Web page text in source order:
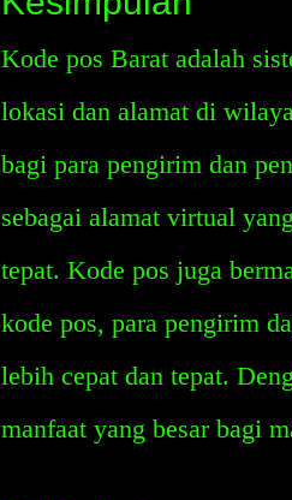
Kode pos Barat adalah
lokasi dan alamat di
bagi para pengirim dan
sebagai alamat virtual
tepat. Kode pos juga
kode pos, para pengirim
lebih cepat dan tepat.
manfaat yang besar bagi